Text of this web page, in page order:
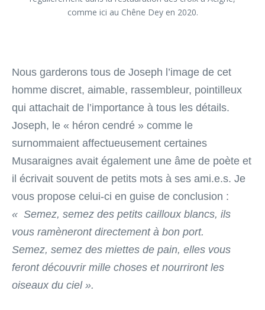
comme ici au Chêne Dey en 2020.
Nous garderons tous de Joseph l’image de cet
homme discret, aimable, rassembleur, pointilleux
qui attachait de l’importance à tous les détails.
Joseph, le « héron cendré » comme le
surnommaient affectueusement certaines
Musaraignes avait également une âme de poète et
il écrivait souvent de petits mots à ses ami.e.s. Je
vous propose celui-ci en guise de conclusion :
« Semez, semez des petits cailloux blancs, ils
vous ramèneront directement à bon port.
Semez, semez des miettes de pain, elles vous
feront découvrir mille choses et nourriront les
oiseaux du ciel ».